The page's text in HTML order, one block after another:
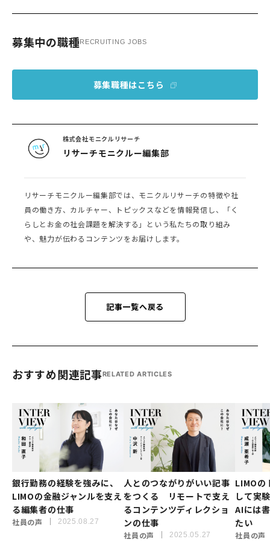
募集中の職種RECRUITING JOBS
募集職種はこちら
株式会社モニクルリサーチ
リサーチモニクルー編集部
リサーチモニクルー編集部では、モニクルリサーチの特徴や社
員の働き方、カルチャー、トピックスなどを情報発信し、「く
らしとお金の社会課題を解決する」という私たちの取り組み
や、魅力が伝わるコンテンツをお届けします。
記事一覧へ戻る
おすすめ関連記事RELATED ARTICLES
銀行勤務の経験を強みに、
LIMOの金融ジャンルを支え
る編集者の仕事
社員の声 2025.08.27
人とのつながりがいい記事
をつくる リモートで支え
るコンテンツディレクショ
ンの仕事
社員の声 2025.05.27
LIMOの
して実
AIには
たい
社員の声